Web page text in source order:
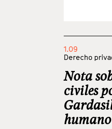
1.09
Derecho
Nota
civiles